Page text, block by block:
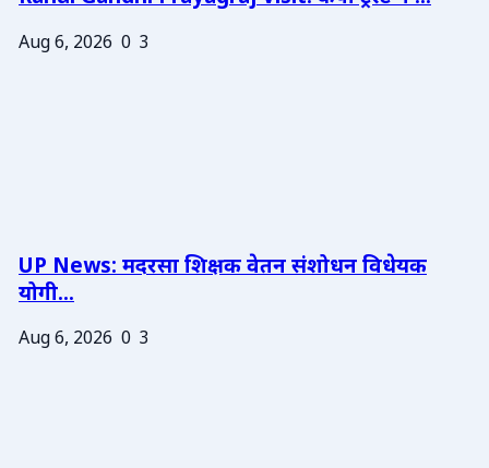
Aug 6, 2026 0 3
UP News: मदरसा शिक्षक वेतन संशोधन विधेयक
योगी...
Aug 6, 2026 0 3